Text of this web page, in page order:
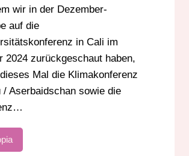
wir in der Dezember-
auf die
in Cali im
2024 zurückgeschaut haben,
Mal die Klimakonferenz
/ Aserbaidschan sowie die